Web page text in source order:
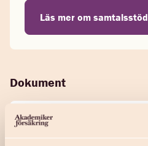
Läs mer om samtalsstöd
Dokument
PDF